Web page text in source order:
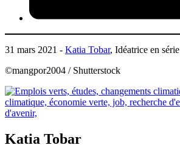
31 mars 2021 - Katia Tobar, Idéatrice en série
©mangpor2004 / Shutterstock
Katia Tobar